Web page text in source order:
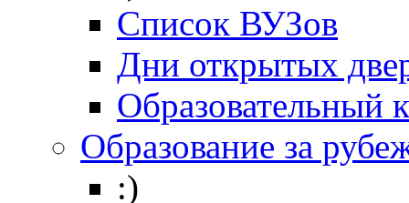
Список ВУЗов
Дни открытых
Образовательный
Образование за
:)